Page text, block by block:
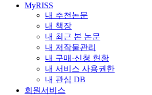
MyRISS
내 추천논문
내 책장
내 최근 본 논문
내 저작물관리
내 구매·신청 현황
내 서비스 사용권한
내 관심 DB
회원서비스